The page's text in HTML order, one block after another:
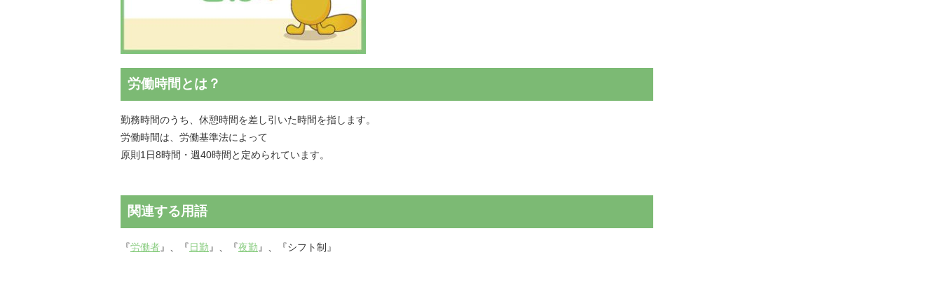
労働時間とは？
勤務時間のうち、休憩時間を差し引いた時間を指します。
労働時間は、労働基準法によって
原則1日8時間・週40時間と定められています。
関連する用語
『労働者』、『日勤 』、『夜勤 』、『シフト制』